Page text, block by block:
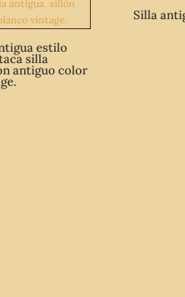
estilo
silla
antiguo color
Silla